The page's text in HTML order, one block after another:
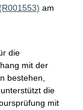
am
die
mit der
bestehen,
die
mit